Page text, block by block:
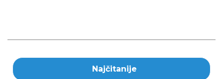
Najčitanije